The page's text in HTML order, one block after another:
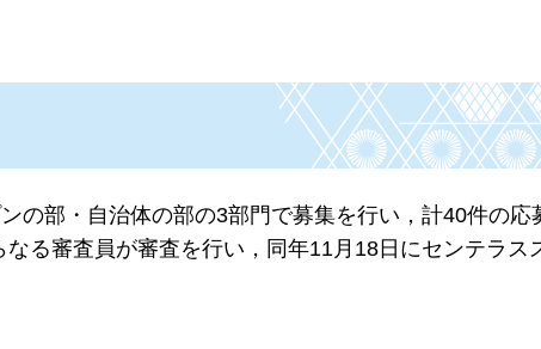
の部・自治体の部の3部門で募集を行い，計40件の応
る審査員が審査を行い，同年11月18日にセンテラス